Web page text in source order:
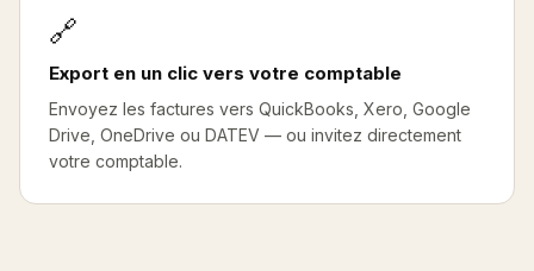
🔗
Export en un clic vers votre comptable
Envoyez les factures vers QuickBooks, Xero, Google
Drive, OneDrive ou DATEV — ou invitez directement
votre comptable.